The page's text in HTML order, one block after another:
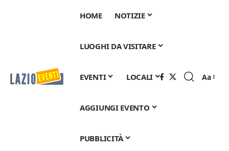
HOME NOTIZIE
LUOGHI DA VISITARE
EVENTI LOCALI
AGGIUNGI EVENTO
PUBBLICITÀ
Font
Aa